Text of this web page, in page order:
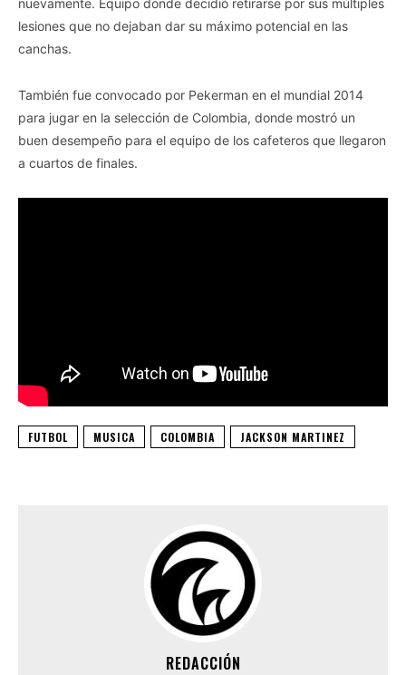
nuevamente. Equipo donde decidió retirarse por sus múltiples
lesiones que no dejaban dar su máximo potencial en las
canchas.
También fue convocado por Pekerman en el mundial 2014
para jugar en la selección de Colombia, donde mostró un
buen desempeño para el equipo de los cafeteros que llegaron
a cuartos de finales.
FUTBOL MUSICA COLOMBIA JACKSON MARTINEZ
REDACCIÓN